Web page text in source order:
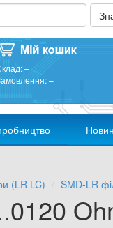
–
–
(LR LC) SMD-LR